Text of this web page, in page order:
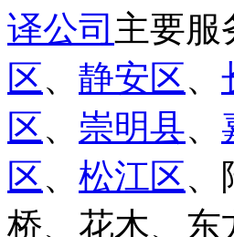
译公司 主要服
区、 静安区、
区、 崇明县、
区、 松江区、
桥、花木、东